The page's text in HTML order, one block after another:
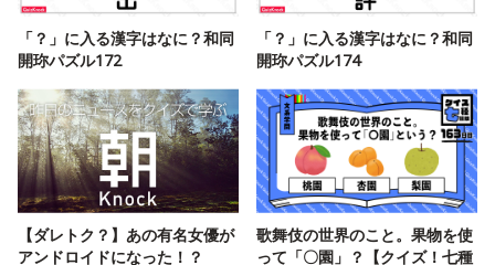
「？」に入る漢字はなに？和同
開珎パズル172
「？」に入る漢字はなに？和同
開珎パズル174
【ダレトク？】あの有名女優が
アンドロイドになった！？
歌舞伎の世界のこと。果物を使
って「〇園」？【クイズ！七種